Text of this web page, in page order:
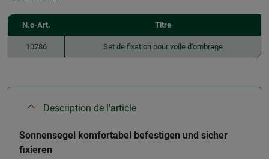
N.o-Art. Titre
10786 Set de fixation pour voile d'ombrage
Description de l'article
Sonnensegel komfortabel befestigen und sicher
fixieren